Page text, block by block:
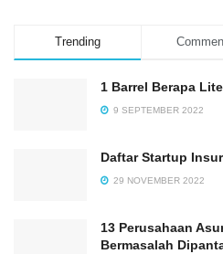
Trending
1 Barrel Berapa
9 SEPTEMBER 2022
Daftar Startup
29 NOVEMBER 2022
13 Perusahaan
Bermasalah